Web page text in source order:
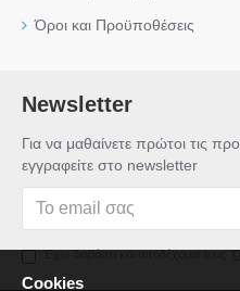
Όροι και Προϋποθέσεις
Newsletter
Για να μαθαίνετε πρώτοι τις
εγγραφείτε στο newsletter
Έχω διαβάσει και αποδέχομαι τους
Cookies